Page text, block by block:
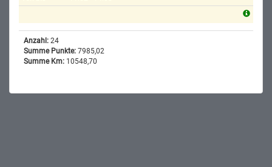
Anzahl: 24
Summe Punkte: 7985,02
Summe Km: 10548,70